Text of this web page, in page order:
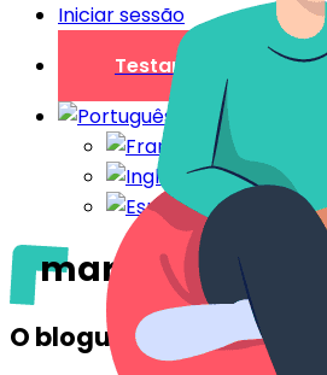
Iniciar sessão
Testar gratuitamente
marketing
O blogue